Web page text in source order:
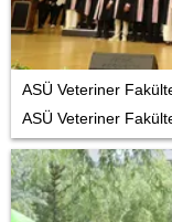
ASÜ Veteriner
ASÜ Veteriner